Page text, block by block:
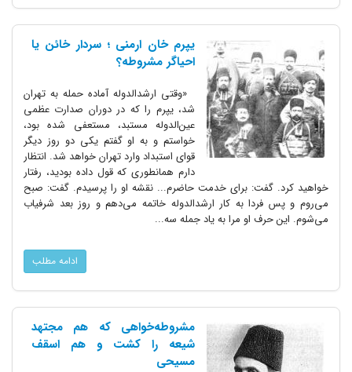
یپرم خان ارمنی ؛ سردار خائن یا
احیاگر مشروطه؟
«وقتی ارشدالدوله آماده حمله به تهران
شد، یپرم را که در دوران صدارت عظمی
عین‌الدوله مستبد، مستعفی شده بود،
خواستم و به او گفتم یکی دو روز دیگر
قوای استبداد وارد تهران خواهد شد. انتظار
دارم همانطوری که قول داده بودید، رفتار
خواهید کرد. گفت: برای خدمت حاضرم... نقشه او را پرسیدم. گفت: صبح
می‌روم و پس فردا به کار ارشدالدوله خاتمه می‌دهم و روز بعد شرفیاب
می‌شوم. این حرف او مرا به یاد جمله سه...
ادامه مطلب
مشروطه‌خواهی که هم مجتهد
شیعه را کشت و هم اسقف
مسیحی